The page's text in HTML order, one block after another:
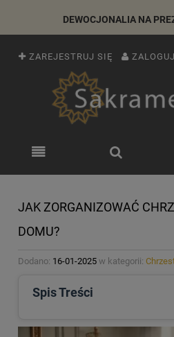
DEWOCJONALIA NA
ZAREJESTRUJ SIĘ
JAK ZORGANIZOWAĆ
DOMU?
Dodano: 16-01-2025 w kategorii:
Spis Treści